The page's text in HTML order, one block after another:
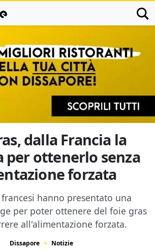
dalla Francia la
per ottenerlo senza
forzata
hanno presentato una
per poter ottenere del foie gras
all'alimentazione forzata.
Dissapore Notizie